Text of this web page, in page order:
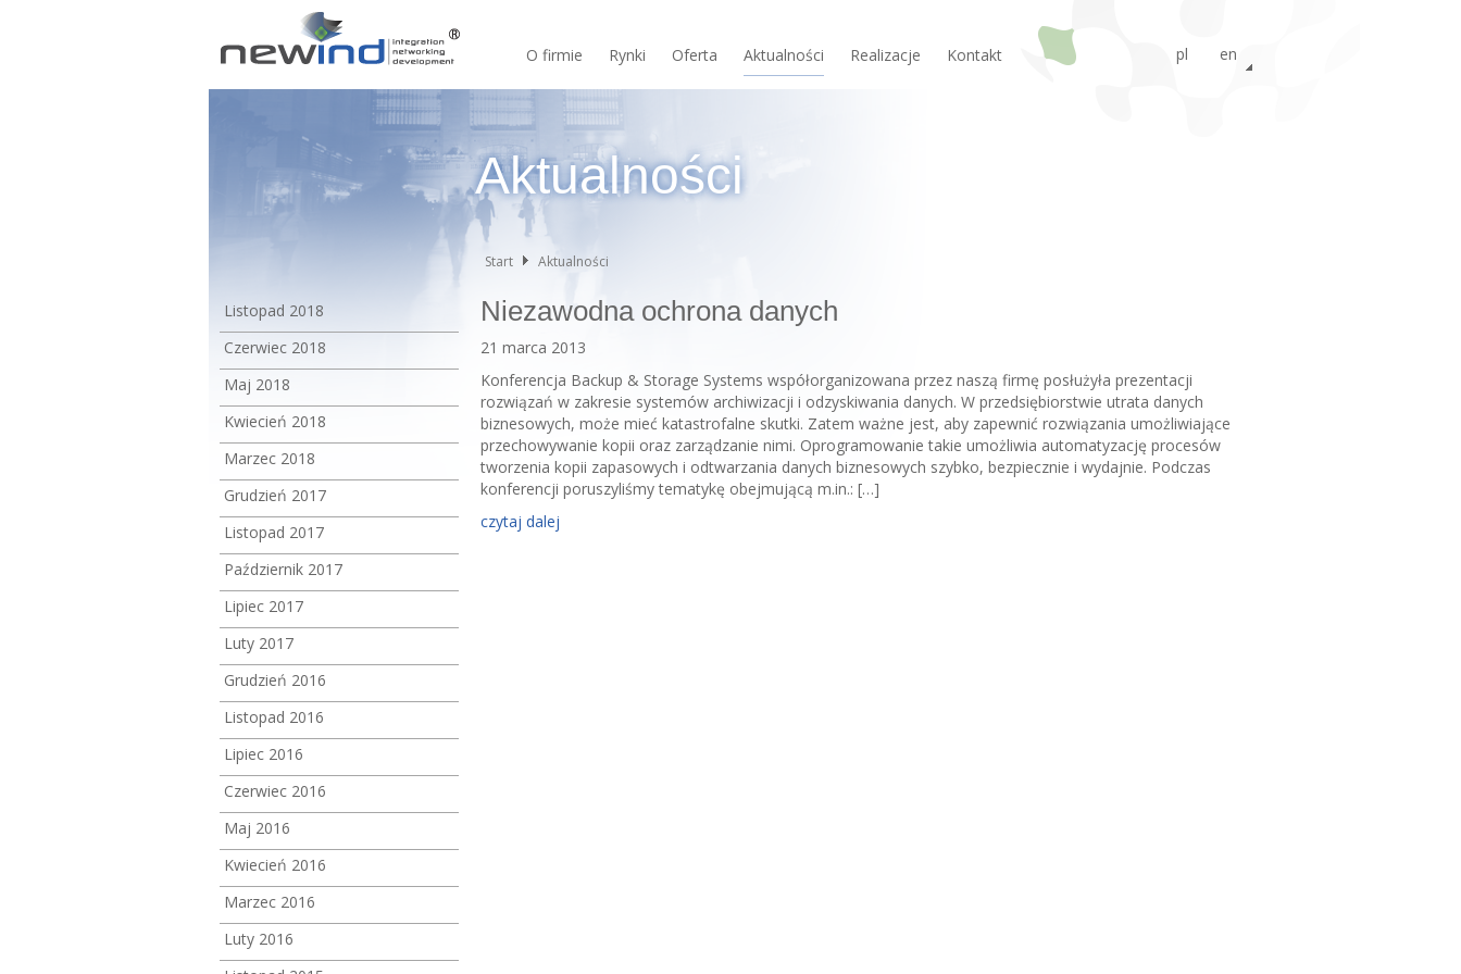
O firmie Rynki Oferta Aktualności Realizacje Kontakt pl
en
Aktualności
Start Aktualności
Listopad 2018
Czerwiec 2018
Maj 2018
Kwiecień 2018
Marzec 2018
Grudzień 2017
Listopad 2017
Październik 2017
Lipiec 2017
Luty 2017
Grudzień 2016
Listopad 2016
Lipiec 2016
Czerwiec 2016
Maj 2016
Kwiecień 2016
Marzec 2016
Luty 2016
Niezawodna ochrona danych
21 marca 2013
Konferencja Backup & Storage Systems współorganizowana przez naszą firmę posłużyła prezentacji
rozwiązań w zakresie systemów archiwizacji i odzyskiwania danych. W przedsiębiorstwie utrata danych
biznesowych, może mieć katastrofalne skutki. Zatem ważne jest, aby zapewnić rozwiązania umożliwiające
przechowywanie kopii oraz zarządzanie nimi. Oprogramowanie takie umożliwia automatyzację procesów
tworzenia kopii zapasowych i odtwarzania danych biznesowych szybko, bezpiecznie i wydajnie. Podczas
konferencji poruszyliśmy tematykę obejmującą m.in.: […]
czytaj dalej